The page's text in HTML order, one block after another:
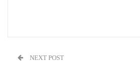
NEXT POST